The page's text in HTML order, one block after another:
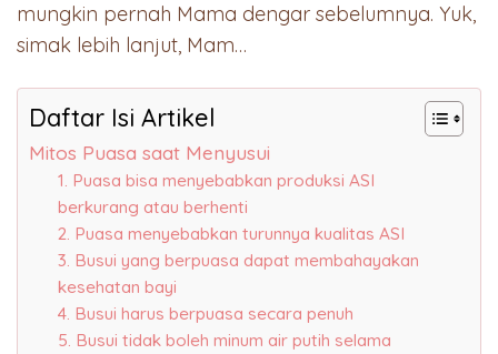
mungkin pernah Mama dengar sebelumnya. Yuk,
simak lebih lanjut, Mam…
Daftar Isi Artikel
Mitos Puasa saat Menyusui
1. Puasa bisa menyebabkan produksi ASI
berkurang atau berhenti
2. Puasa menyebabkan turunnya kualitas ASI
3. Busui yang berpuasa dapat membahayakan
kesehatan bayi
4. Busui harus berpuasa secara penuh
5. Busui tidak boleh minum air putih selama